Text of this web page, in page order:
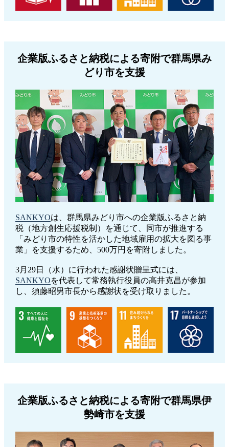
企業版ふるさと納税による寄附で群馬県み
どり市を支援
SANKYOは、群馬県みどり市への企業版ふるさと納
税（地方創生応援税制）を通じて、同市が推進する
「みどり市の特性を活かした地域雇用の拡大を図る事
業」を支援するため、500万円を寄附しました。
3月29日（水）に行われた感謝状贈呈式には、
SANKYOを代表して常務執行役員の高井克昌が参加
し、須藤昭男市長から感謝状を受け取りました。
企業版ふるさと納税による寄附で群馬県伊
勢崎市を支援